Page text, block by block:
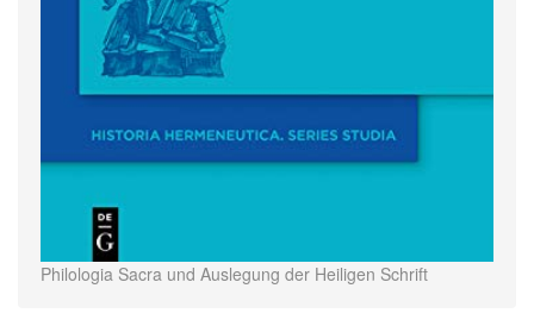
Philologia Sacra und Auslegung der Heiligen Schrift